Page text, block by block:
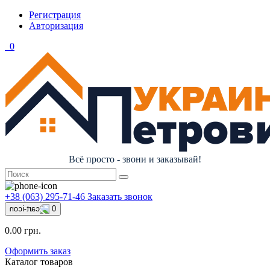
Регистрация
Авторизация
0
Всё просто - звони и заказывай!
+38 (063) 295-71-46 Заказать звонок
0
0.00 грн.
Оформить заказ
Каталог товаров